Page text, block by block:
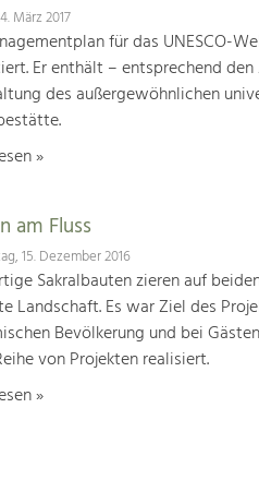
März 2017
für das UNESCO-
Er enthält – entsprechend
des außergewöhnlichen
»
am Fluss
15. Dezember 2016
Sakralbauten zieren auf
Landschaft. Es war Ziel des
Bevölkerung und bei
von Projekten realisiert.
»